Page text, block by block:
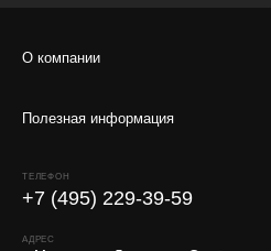
Стоимость доставки до вашего
Условия
О компании
Полезная информация
ТЕЛЕФОН
+7 (495) 229-39-59
АДРЕС